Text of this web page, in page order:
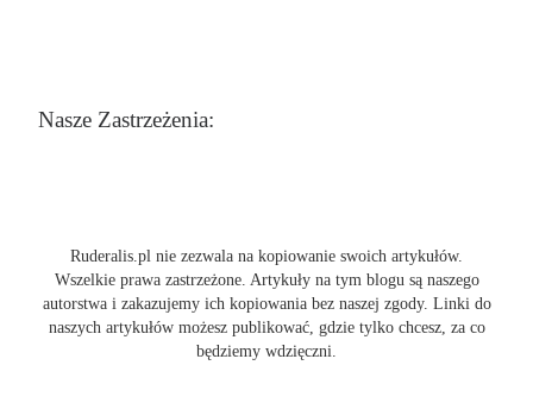
Nasze Zastrzeżenia:
Ruderalis.pl nie zezwala na kopiowanie swoich artykułów.
Wszelkie prawa zastrzeżone. Artykuły na tym blogu są naszego
autorstwa i zakazujemy ich kopiowania bez naszej zgody. Linki do
naszych artykułów możesz publikować, gdzie tylko chcesz, za co
będziemy wdzięczni.